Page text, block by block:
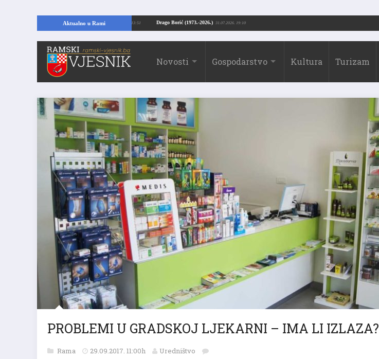
Aktualno u Rami Drago Borić (1973.-2026.) 31.07.2026. 19:10
temelje kuće, pronašao vrijedne arheološke ostatke 24.07.2026. 13:51
Novosti Gospodarstvo Kultura Turizam
PROBLEMI U GRADSKOJ LJEKARNI – IMA LI IZLAZA?
Rama 29.09.2017. 11:00h Uredništvo